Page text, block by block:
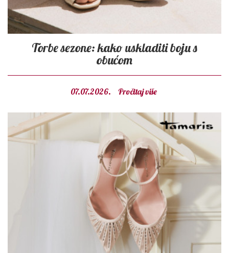
Torbe sezone: kako uskladiti boju s
obućom
07.07.2026. Pročitaj više